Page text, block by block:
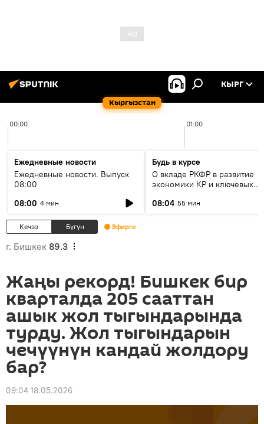
Кыргызстан
КЫРГ
00:00 01:00
Ежедневные новости
Ежедневные новости. Выпуск
08:00
08:00 4 мин
Будь в курсе
О вкладе РКФР в развитие
экономики КР и ключевых
08:04 55 мин
Кечээ Бүгүн Эфирге
г. Бишкек 89.3
Жаңы рекорд! Бишкек бир
кварталда 205 сааттан
ашык жол тыгындарында
турду. Жол тыгындарын
чечүүнүн кандай жолдору
бар?
09:04 18.05.2026